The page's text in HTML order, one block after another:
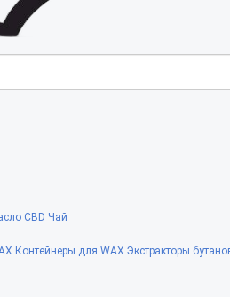
CBD Чай
Контейнеры для WAX Экстракторы